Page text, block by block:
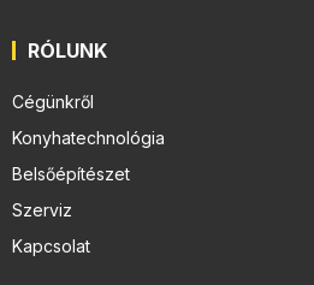
RÓLUNK
Cégünkről
Konyhatechnológia
Belsőépítészet
Szerviz
Kapcsolat